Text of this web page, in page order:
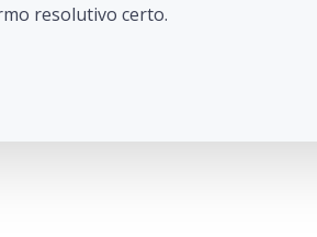
resolutivo certo.